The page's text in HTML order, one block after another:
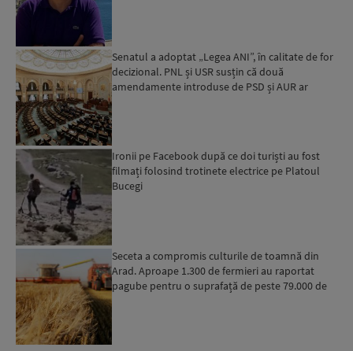
Senatul a adoptat „Legea ANI”, în calitate de for
decizional. PNL și USR susțin că două
amendamente introduse de PSD și AUR ar
Ironii pe Facebook după ce doi turiști au fost
filmați folosind trotinete electrice pe Platoul
Bucegi
Seceta a compromis culturile de toamnă din
Arad. Aproape 1.300 de fermieri au raportat
pagube pentru o suprafață de peste 79.000 de